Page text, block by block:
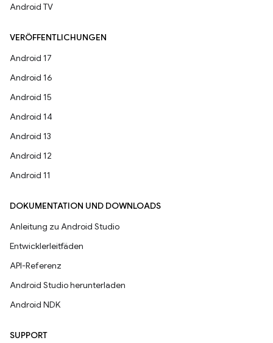
Android TV
VERÖFFENTLICHUNGEN
Android 17
Android 16
Android 15
Android 14
Android 13
Android 12
Android 11
DOKUMENTATION UND DOWNLOADS
Anleitung zu Android Studio
Entwicklerleitfäden
API-Referenz
Android Studio herunterladen
Android NDK
SUPPORT